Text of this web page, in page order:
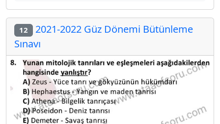
12 2021-2022 Güz Dönemi Bütünleme
Sınavı